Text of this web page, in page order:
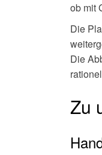
ob mit
Die
Die
Zu